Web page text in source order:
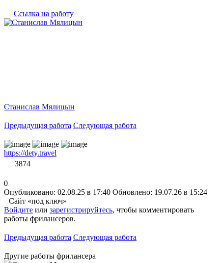
Ссылка на работу
Станислав Мялицын
Предыдущая работа Следующая работа
https://dety.travel
3874
0
Опубликовано: 02.08.25 в 17:40 Обновлено: 19.07.26 в 15:24
Сайт «под ключ»
Войдите или зарегистрируйтесь, чтобы комментировать
работы фрилансеров.
Предыдущая работа Следующая работа
Другие работы фрилансера